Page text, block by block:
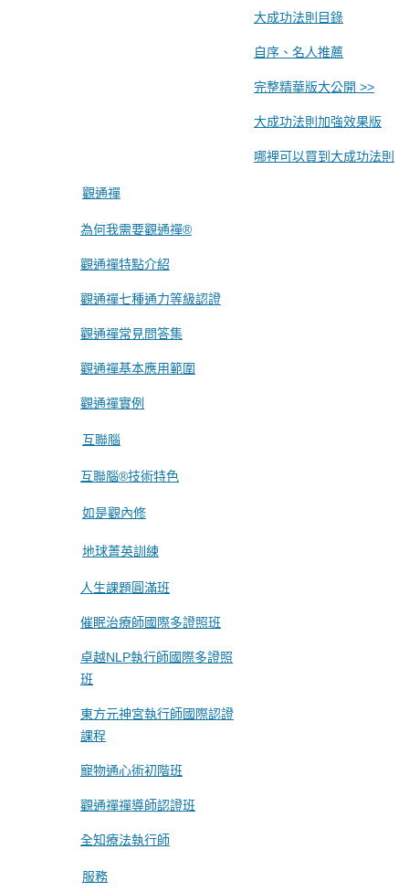
大成功法則目錄
自序、名人推薦
完整精華版大公開 >>
大成功法則加強效果版
哪裡可以買到大成功法則
觀通禪
為何我需要觀通禪®
觀通禪特點介紹
觀通禪七種通力等級認證
觀通禪常見問答集
觀通禪基本應用範圍
觀通禪實例
互聯腦
互聯腦®技術特色
如是觀內修
地球菁英訓練
人生課題圓滿班
催眠治療師國際多證照班
卓越NLP執行師國際多證照
班
東方元神宮執行師國際認證
課程
寵物通心術初階班
觀通禪禪導師認證班
全知療法執行師
服務